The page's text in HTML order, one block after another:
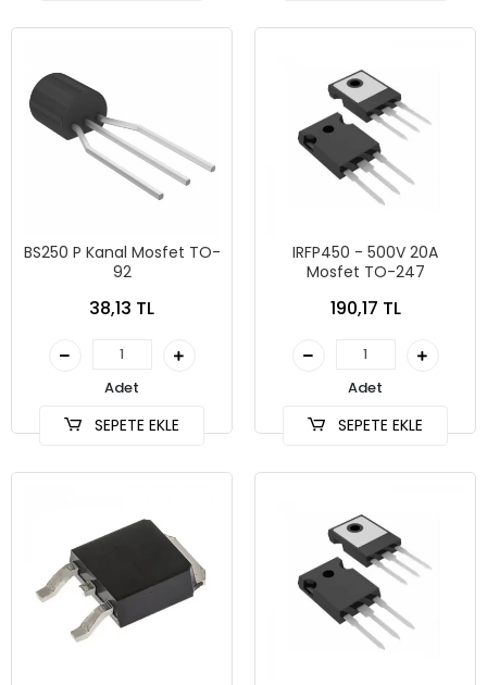
BS250 P Kanal Mosfet TO-
92
38,13 TL
Adet
SEPETE EKLE
IRFP450 - 500V 20A
Mosfet TO-247
190,17 TL
Adet
SEPETE EKLE